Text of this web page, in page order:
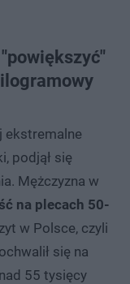
ekstremalne
podjął się
Mężczyzna w
na plecach 50-
w Polsce, czyli
się na
55 tysięcy